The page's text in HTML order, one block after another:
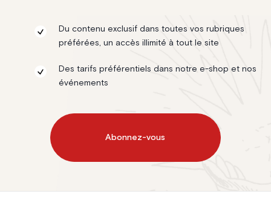
Du contenu exclusif dans toutes vos rubriques
préférées, un accès illimité à tout le site
Des tarifs préférentiels dans notre e-shop et nos
événements
Abonnez-vous